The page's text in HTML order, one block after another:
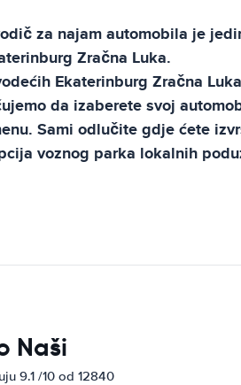
za najam automobila je
Zračna Luka.
Ekaterinburg Zračna Luka
da izaberete svoj
Sami odlučite gdje ćete
voznog parka lokalnih
Naši
9.1 /10 od 12840